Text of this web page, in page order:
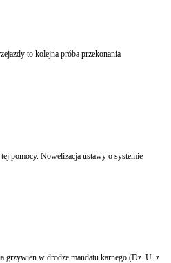
pomocy. Nowelizacja ustawy o systemie
grzywien w drodze mandatu karnego (Dz. U. z